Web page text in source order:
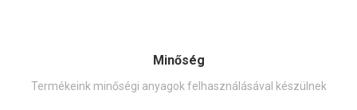
Minőség
Termékeink minőségi anyagok felhasználásával készülnek